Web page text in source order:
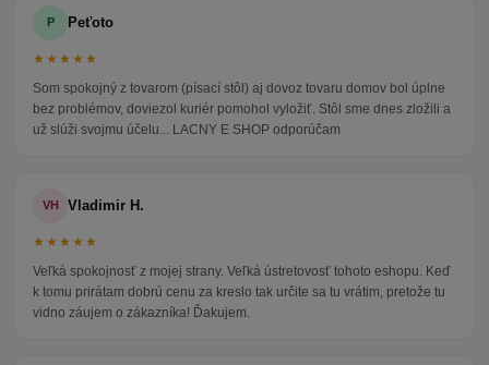
P Peťoto
★★★★★
Som spokojný z tovarom (písací stôl) aj dovoz tovaru domov bol úplne
bez problémov, doviezol kuriér pomohol vyložiť. Stôl sme dnes zložili a
už slúži svojmu účelu... LACNY E SHOP odporúčam
VH Vladimir H.
★★★★★
Veľká spokojnosť z mojej strany. Veľká ústretovosť tohoto eshopu. Keď
k tomu prirátam dobrú cenu za kreslo tak určite sa tu vrátim, pretože tu
vidno záujem o zákazníka! Ďakujem.